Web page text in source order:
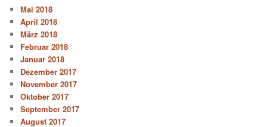
Mai 2018
April 2018
März 2018
Februar 2018
Januar 2018
Dezember 2017
November 2017
Oktober 2017
September 2017
August 2017